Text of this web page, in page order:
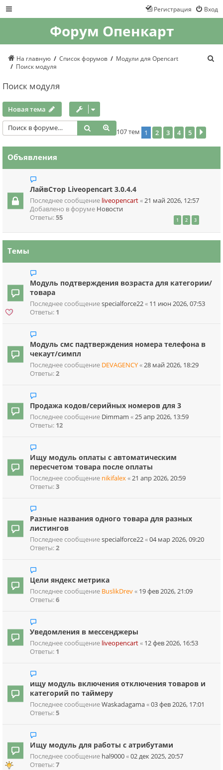
Вход
Регистрация
Форум Опенкарт
На главную Список форумов
Модули для Opencart
Поиск модуля
Поиск модуля
Новая тема
Поиск Расширенный поиск
107 тем 1 2 3 4 5
Объявления
ЛайвСтор Liveopencart 3.0.4.4
Последнее сообщение liveopencart«21 май 2026, 12:57
Добавлено в форуме Новости
Ответы:55 1 2 3
Темы
Модуль подтверждения возраста для категории/
товара
Последнее сообщениеspecialforce22« 11 июн 2026, 07:53
Ответы: 1
Модуль смс падтверждения номера телефона в
чекаут/симпл
Последнее сообщение DEVAGENCY«28 май 2026, 18:29
Ответы:2
Продажа кодов/серийных номеров для 3
Последнее сообщение Dimmam «25 апр 2026, 13:59
Ответы: 12
Ищу модуль оплаты с автоматическим
пересчетом товара после оплаты
Последнее сообщение nikifalex«21 апр 2026, 20:59
Ответы:3
Разные названия одного товара для разных
листингов
Последнее сообщениеspecialforce22«04 мар 2026, 09:20
Ответы:2
Цели яндекс метрика
Последнее сообщение BuslikDrev« 19 фев 2026, 21:09
Ответы:6
Уведомления в мессенджеры
Последнее сообщение liveopencart« 12 фев 2026, 16:53
Ответы: 1
ищу модуль включения отключения товаров и
категорий по таймеру
Последнее сообщениеWaskadagama«03 фев 2026, 17:01
Ответы:5
Ищу модуль для работы с атрибутами
Последнее сообщение hal9000«02 дек 2025, 20:57
Ответы:7